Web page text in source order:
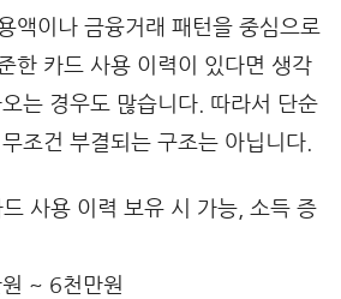
액이나 금융거래 패턴을 중심으로
한 카드 사용 이력이 있다면 생각
는 경우도 많습니다. 따라서 단순
조건 부결되는 구조는 아닙니다.
드 사용 이력 보유 시 가능, 소득 증
~ 6천만원